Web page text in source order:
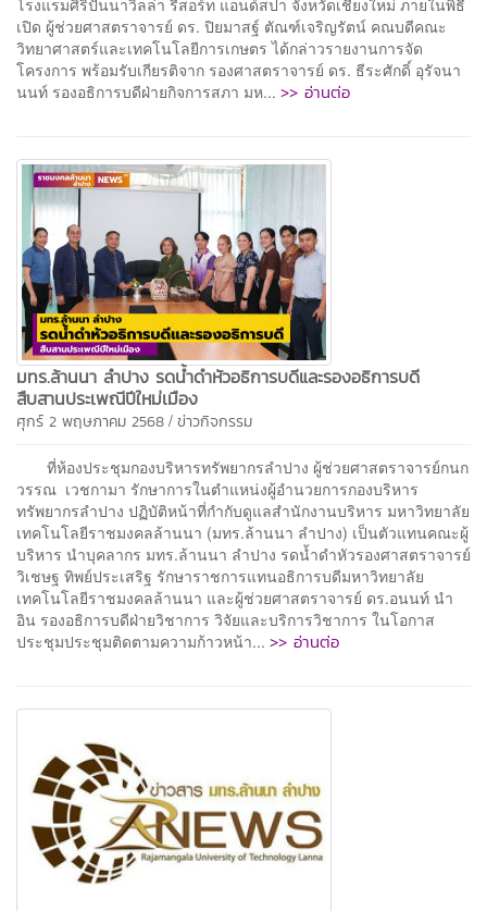
เปิด ผู้ช่วยศาสตราจารย์ ดร. ปิยมาสฐ์ ตัณฑ์เจริญรัตน์ คณบดีคณะ
วิทยาศาสตร์และเทคโนโลยีการเกษตร ได้กล่าวรายงานการจัด
โครงการ พร้อมรับเกียรติจาก รองศาสตราจารย์ ดร. ธีระศักดิ์ อุรัจนา
นนท์ รองอธิการบดีฝ่ายกิจการสภา มห... >> อ่านต่อ
มทร.ล้านนา ลำปาง รดน้ำดำหัวอธิการบดีและรองอธิการบดี
สืบสานประเพณีปีใหม่เมือง
ศุกร์ 2 พฤษภาคม 2568 / ข่าวกิจกรรม
ที่ห้องประชุมกองบริหารทรัพยากรลำปาง ผู้ช่วยศาสตราจารย์กนก
วรรณ เวชกามา รักษาการในตำแหน่งผู้อำนวยการกองบริหาร
ทรัพยากรลำปาง ปฏิบัติหน้าที่กำกับดูแลสำนักงานบริหาร มหาวิทยาลัย
เทคโนโลยีราชมงคลล้านนา (มทร.ล้านนา ลำปาง) เป็นตัวแทนคณะผู้
บริหาร นำบุคลากร มทร.ล้านนา ลำปาง รดน้ำดำหัวรองศาสตราจารย์
วิเชษฐ ทิพย์ประเสริฐ รักษาราชการแทนอธิการบดีมหาวิทยาลัย
เทคโนโลยีราชมงคลล้านนา และผู้ช่วยศาสตราจารย์ ดร.อนนท์ นำ
อิน รองอธิการบดีฝ่ายวิชาการ วิจัยและบริการวิชาการ ในโอกาส
ประชุมประชุมติดตามความก้าวหน้า... >> อ่านต่อ